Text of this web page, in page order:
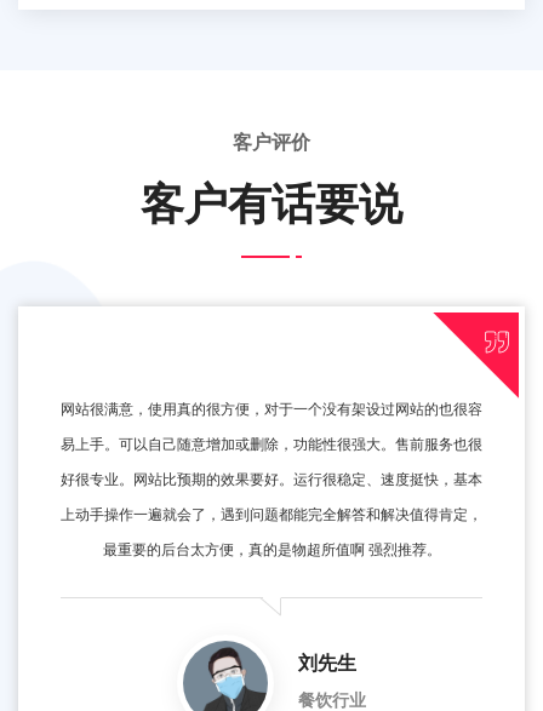
客户评价
客户有话要说
网站很满意，使用真的很方便，对于一个没有架设过网站的也很容
易上手。可以自己随意增加或删除，功能性很强大。售前服务也很
好很专业。网站比预期的效果要好。运行很稳定、速度挺快，基本
上动手操作一遍就会了，遇到问题都能完全解答和解决值得肯定，
最重要的后台太方便，真的是物超所值啊 强烈推荐。
刘先生
餐饮行业